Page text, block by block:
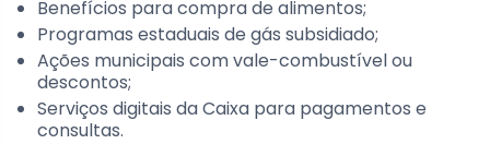
Benefícios para compra de alimentos;
Programas estaduais de gás subsidiado;
Ações municipais com vale-combustível ou
descontos;
Serviços digitais da Caixa para pagamentos e
consultas.